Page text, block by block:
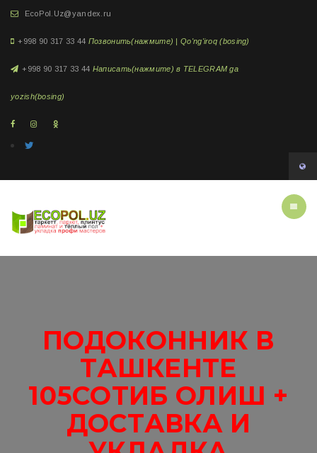
EcoPol.Uz@yandex.ru
+998 90 317 33 44 Позвонить(нажмите) | Qo'ng'iroq (bosing)
+998 90 317 33 44 Написать(нажмите) в TELEGRAM ga
yozish(bosing)
ПОДОКОННИК В
ТАШКЕНТЕ
105СОТИБ ОЛИШ +
ДОСТАВКА И